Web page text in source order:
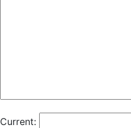
Current: